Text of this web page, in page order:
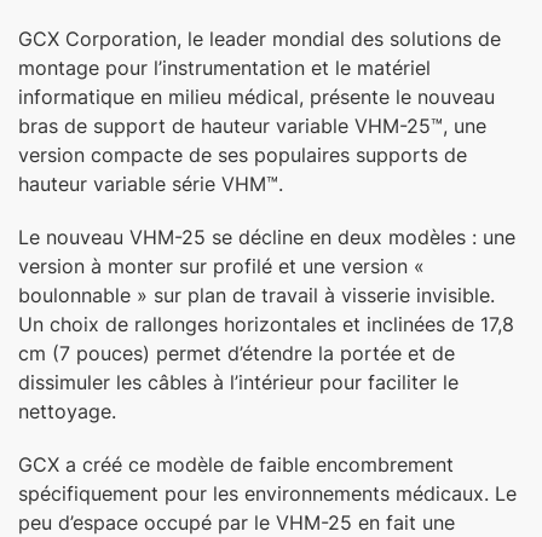
GCX Corporation, le leader mondial des solutions de
montage pour l’instrumentation et le matériel
informatique en milieu médical, présente le nouveau
bras de support de hauteur variable VHM-25™, une
version compacte de ses populaires supports de
hauteur variable série VHM™.
Le nouveau VHM-25 se décline en deux modèles : une
version à monter sur profilé et une version «
boulonnable » sur plan de travail à visserie invisible.
Un choix de rallonges horizontales et inclinées de 17,8
cm (7 pouces) permet d’étendre la portée et de
dissimuler les câbles à l’intérieur pour faciliter le
nettoyage.
GCX a créé ce modèle de faible encombrement
spécifiquement pour les environnements médicaux. Le
peu d’espace occupé par le VHM-25 en fait une